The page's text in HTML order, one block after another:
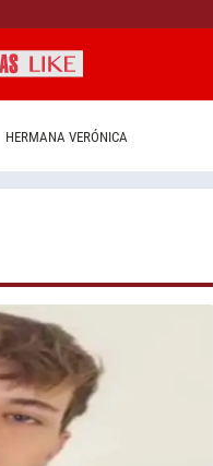
HERMANA VERÓNICA